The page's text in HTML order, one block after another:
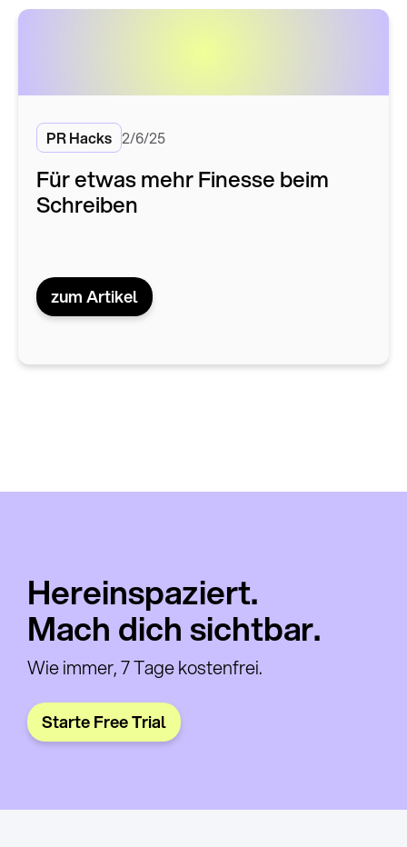
PR Hacks 2/6/25
Für etwas mehr Finesse beim
Schreiben
zum Artikel
Hereinspaziert.
Mach dich sichtbar.
Wie immer, 7 Tage kostenfrei.
Starte Free Trial